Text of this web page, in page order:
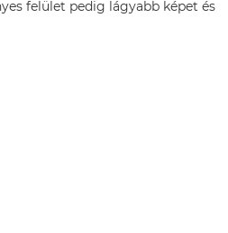
felület pedig lágyabb képet és